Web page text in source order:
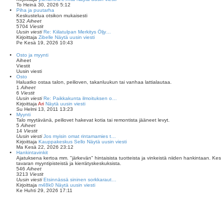
To Heinä 30, 2026 5:12
Piha ja puutarha
Keskustelua otsikon mukaisesti
532 Aiheet
5704 Viestit
Uusin viesti Re: Kiilatulpan Merkitys Öljy…
Kirjoittaja Zibelle Näytä uusin viesti
Pe Kesä 19, 2026 10:43
Osto ja myynti
Aiheet
Viestit
Uusin viesti
Osto
Haluatko ostaa talon, peilioven, takanluukun tai vanhaa lattialautaa.
1 Aiheet
6 Viestit
Uusin viesti Re: Paikkakunta ilmoituksen o…
Kirjoittaja Ari Näytä uusin viesti
Su Helmi 13, 2011 13:23
Myynti
Talo myytävänä, peiliovet hakevat kotia tai remontista jääneet levyt.
5 Aiheet
14 Viestit
Uusin viesti Jos myisin omat rintamamies t…
Kirjoittaja Kauppakeskus Sello Näytä uusin viesti
Ma Kesä 22, 2026 23:12
Hankintavinkit
Ajatuksena kertoa mm. "järkevän" hintaisista tuotteista ja vinkeistä niiden hankintaan.
tavaran myyntipisteistä ja kierrätyskeskuksista.
546 Aiheet
3213 Viestit
Uusin viesti Etsinnässä sininen sorkkaraut…
Kirjoittaja m48k0 Näytä uusin viesti
Ke Huhti 29, 2026 17:11